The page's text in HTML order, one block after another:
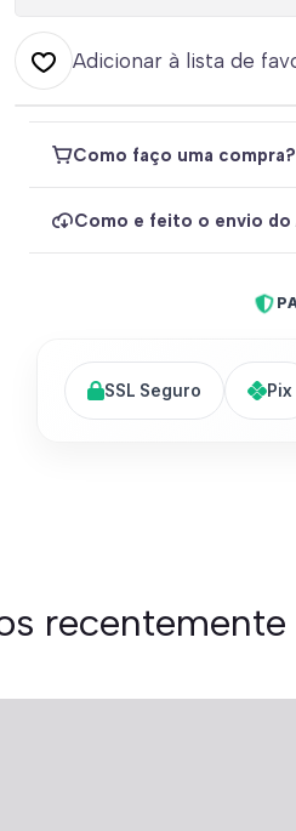
Adicionar à lista de
Como faço uma
Como e feito o envio
SSL Seguro Pix
recentemente